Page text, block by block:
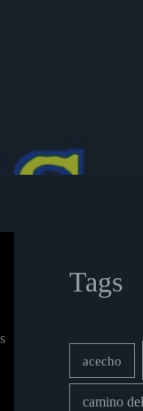
Tags
acecho
camino